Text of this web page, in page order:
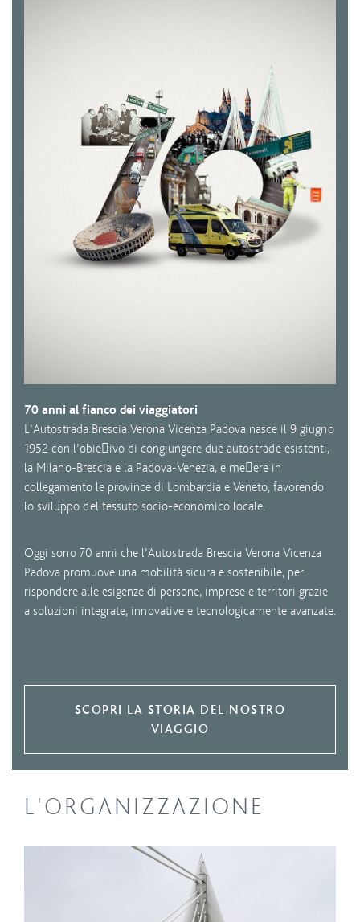
70 anni al fianco dei viaggiatori
L’Autostrada Brescia Verona Vicenza Padova nasce il 9 giugno
1952 con l’obieivo di congiungere due autostrade esistenti,
la Milano-Brescia e la Padova-Venezia, e meere in
collegamento le province di Lombardia e Veneto, favorendo
lo sviluppo del tessuto socio-economico locale.
Oggi sono 70 anni che l’Autostrada Brescia Verona Vicenza
Padova promuove una mobilità sicura e sostenibile, per
rispondere alle esigenze di persone, imprese e territori grazie
a soluzioni integrate, innovative e tecnologicamente avanzate.
SCOPRI LA STORIA DEL NOSTRO
VIAGGIO
L'ORGANIZZAZIONE